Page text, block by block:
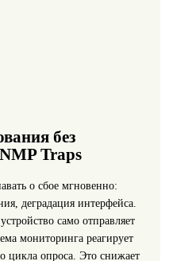
без
Traps
о сбое мгновенно:
деградация интерфейса.
само отправляет
мониторинга реагирует
цикла опроса. Это снижает